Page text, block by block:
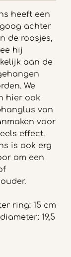
heeft een
achter
de roosjes,
hij
aan de
We
hier ook
van
voor
effect.
is ook erg
om een
ring: 15 cm
19,5